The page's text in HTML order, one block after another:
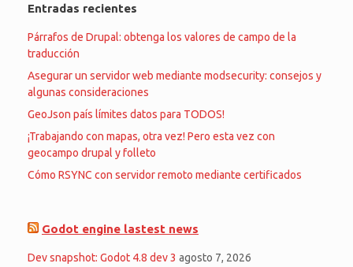
Entradas recientes
Párrafos de Drupal: obtenga los valores de campo de la
traducción
Asegurar un servidor web mediante modsecurity: consejos y
algunas consideraciones
GeoJson país límites datos para TODOS!
¡Trabajando con mapas, otra vez! Pero esta vez con
geocampo drupal y folleto
Cómo RSYNC con servidor remoto mediante certificados
Godot engine lastest news
Dev snapshot: Godot 4.8 dev 3 agosto 7, 2026